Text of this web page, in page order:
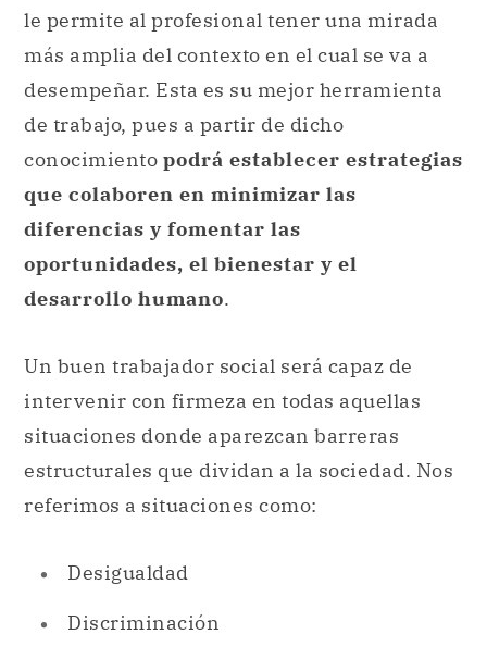
le permite al profesional tener una mirada
más amplia del contexto en el cual se va a
desempeñar. Esta es su mejor herramienta
de trabajo, pues a partir de dicho
conocimiento podrá establecer estrategias
que colaboren en minimizar las
diferencias y fomentar las
oportunidades, el bienestar y el
desarrollo humano.
Un buen trabajador social será capaz de
intervenir con firmeza en todas aquellas
situaciones donde aparezcan barreras
estructurales que dividan a la sociedad. Nos
referimos a situaciones como:
Desigualdad
Discriminación